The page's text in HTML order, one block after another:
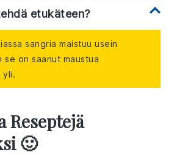
etukäteen?
sangria maistuu usein
se on saanut maustua
yli.
Reseptejä
🙂